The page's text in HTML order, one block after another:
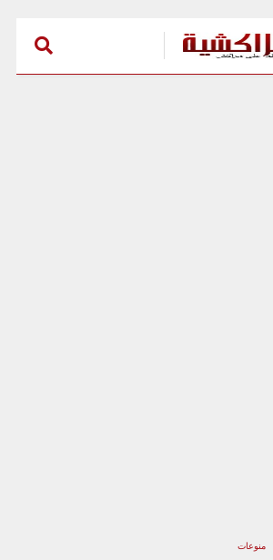
منوعات